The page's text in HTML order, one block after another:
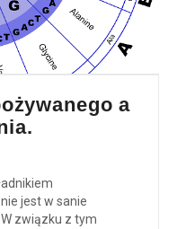
a
jest w sanie
związku z tym